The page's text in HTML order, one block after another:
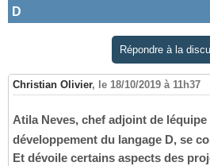
D
Répondre à la
Christian Olivier, le 18/10/2019 à 11h37
Atila Neves, chef adjoint de
développement du langage D, se
Et dévoile certains aspects des